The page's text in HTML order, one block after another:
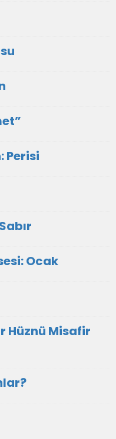
Perisi
Ocak
Hüznü Misafir